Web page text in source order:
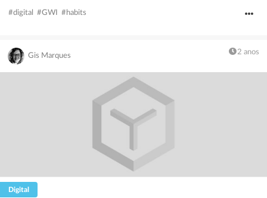
#digital #GWI #habits
Gis Marques 2 anos
Digital